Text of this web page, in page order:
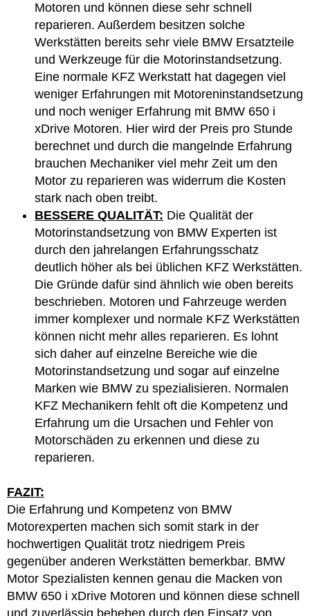
Motoren und können diese sehr schnell
reparieren. Außerdem besitzen solche
Werkstätten bereits sehr viele BMW Ersatzteile
und Werkzeuge für die Motorinstandsetzung.
Eine normale KFZ Werkstatt hat dagegen viel
weniger Erfahrungen mit Motoreninstandsetzung
und noch weniger Erfahrung mit BMW 650 i
xDrive Motoren. Hier wird der Preis pro Stunde
berechnet und durch die mangelnde Erfahrung
brauchen Mechaniker viel mehr Zeit um den
Motor zu reparieren was widerrum die Kosten
stark nach oben treibt.
BESSERE QUALITÄT: Die Qualität der
Motorinstandsetzung von BMW Experten ist
durch den jahrelangen Erfahrungsschatz
deutlich höher als bei üblichen KFZ Werkstätten.
Die Gründe dafür sind ähnlich wie oben bereits
beschrieben. Motoren und Fahrzeuge werden
immer komplexer und normale KFZ Werkstätten
können nicht mehr alles reparieren. Es lohnt
sich daher auf einzelne Bereiche wie die
Motorinstandsetzung und sogar auf einzelne
Marken wie BMW zu spezialisieren. Normalen
KFZ Mechanikern fehlt oft die Kompetenz und
Erfahrung um die Ursachen und Fehler von
Motorschäden zu erkennen und diese zu
reparieren.
FAZIT:
Die Erfahrung und Kompetenz von BMW
Motorexperten machen sich somit stark in der
hochwertigen Qualität trotz niedrigem Preis
gegenüber anderen Werkstätten bemerkbar. BMW
Motor Spezialisten kennen genau die Macken von
BMW 650 i xDrive Motoren und können diese schnell